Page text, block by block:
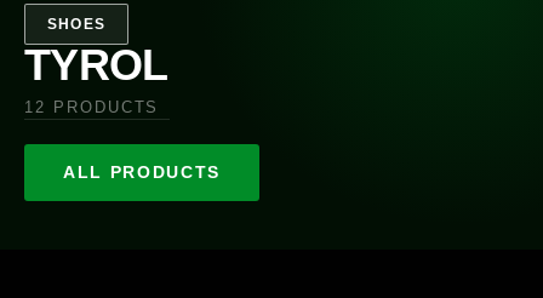
SHOES
TYROL
12 PRODUCTS
ALL PRODUCTS